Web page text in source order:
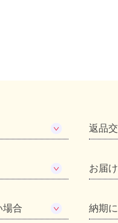
返品
お届
場合 納期